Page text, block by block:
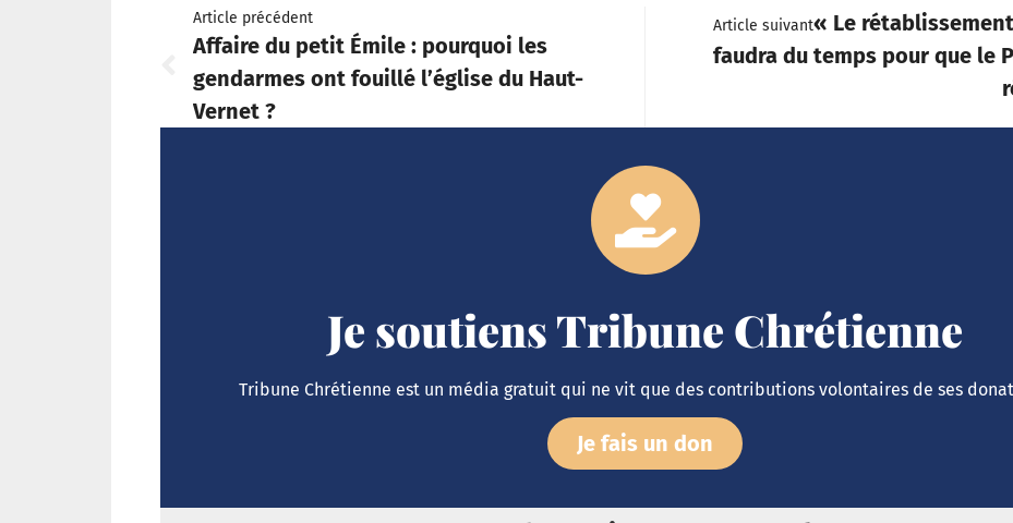
Article précédent
Affaire du petit Émile : pourquoi les
gendarmes ont fouillé l’église du Haut-
Vernet ?
Article suivant« Le
faudra du temps pour que le
Je soutiens Tribune Chrétienne
Tribune Chrétienne est un média gratuit qui ne vit que des contributions volontaires de ses
Je fais un don